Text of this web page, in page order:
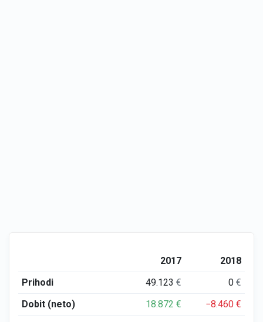
2017
2018
Prihodi
49.123€ 0€
Dobit (neto)
18.872€ −8.460€